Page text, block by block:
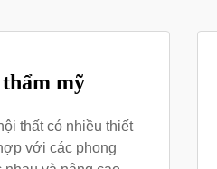
mỹ
thất có nhiều thiết
với các phong